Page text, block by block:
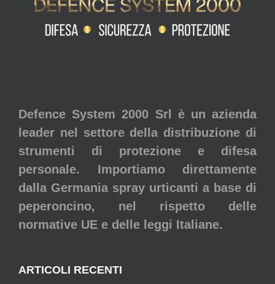
Defence System 2000 Srl è un azienda
leader nel settore della distribuzione di
strumenti di protezione e difesa
personale. Importiamo direttamente
dalla Germania spray urticanti a base di
peperoncino, nel rispetto delle
normative UE e delle leggi Italiane.
ARTICOLI RECENTI